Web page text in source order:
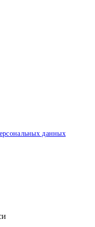
данных